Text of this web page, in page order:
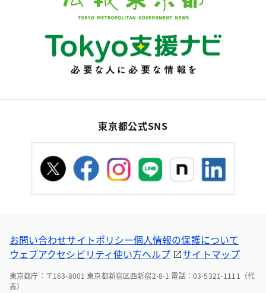
東京都公式SNS
お問い合わせサイトポリシー個人情報の保護について
ウェブアクセシビリティ使い方ヘルプ サイトマップ
東京都庁：〒163-8001 東京都新宿区西新宿2-8-1 電話：03-5321-1111（代
表）